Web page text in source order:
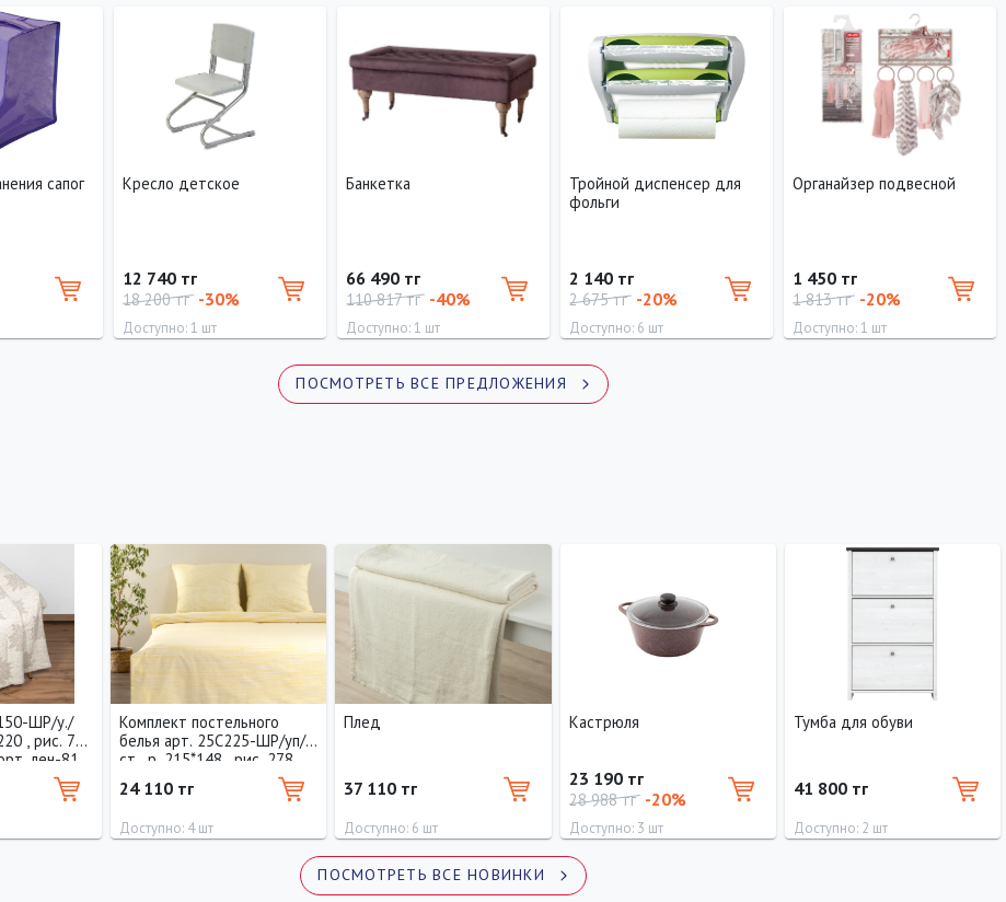
сапог
Кресло детское
12 740 тг
18 200 тг -30%
Доступно: 1 шт
Банкетка
66 490 тг
110 817 тг -40%
Доступно: 1 шт
Тройной диспенсер для
фольги
2 140 тг
2 675 тг -20%
Доступно: 6 шт
Органайзер подвесной
1 450 тг
1 813 тг -20%
Доступно: 1 шт
ПОСМОТРЕТЬ ВСЕ ПРЕДЛОЖЕНИЯ
ШР/у./
, рис. 771
лен-81
Комплект постельного
белья арт. 25С225-ШР/уп/
ст , р. 215*148 , рис. 278 ,
вид. 1 , 1 сорт хлопок-100
24 110 тг
Доступно: 4 шт
Плед
37 110 тг
Доступно: 6 шт
Длина
20 см
Ширина
19 см
Кастрюля
23 190 тг
28 988 тг -20%
Доступно: 3 шт
Тумба для обуви
41 800 тг
Доступно: 2 шт
ПОСМОТРЕТЬ ВСЕ НОВИНКИ